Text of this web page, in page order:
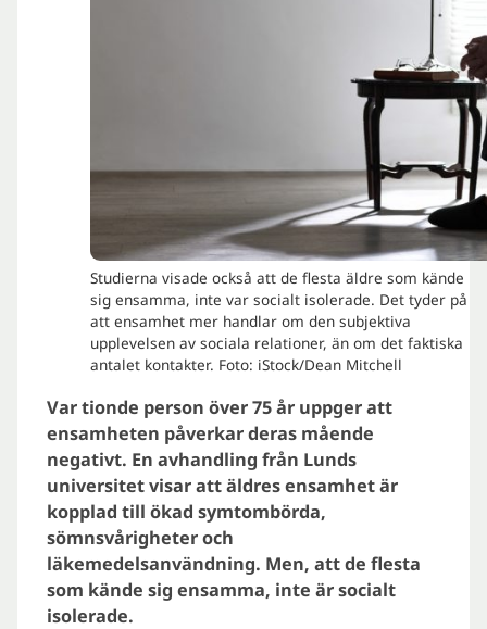
Studierna visade också att de flesta äldre som kände
sig ensamma, inte var socialt isolerade. Det tyder på
att ensamhet mer handlar om den subjektiva
upplevelsen av sociala relationer, än om det faktiska
antalet kontakter. Foto: iStock/Dean Mitchell
Var tionde person över 75 år uppger att
ensamheten påverkar deras mående
negativt. En avhandling från Lunds
universitet visar att äldres ensamhet är
kopplad till ökad symtombörda,
sömnsvårigheter och
läkemedelsanvändning. Men, att de flesta
som kände sig ensamma, inte är socialt
isolerade.